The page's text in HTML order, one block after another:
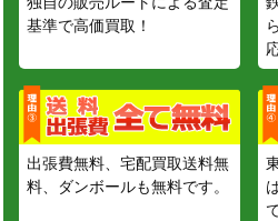
基準で高価買取！
出張費無料、宅配買取送料無
料、ダンボールも無料です。